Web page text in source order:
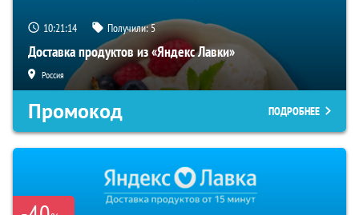
10:21:13 Получили:5
Доставка продуктов из «Яндекс Лавки»
Россия
Промокод ПОДРОБНЕЕ